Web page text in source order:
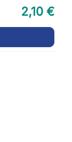
2,10 €